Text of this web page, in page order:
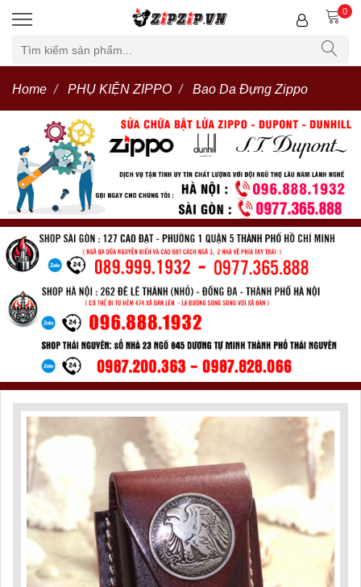
0
Home PHỤ KIỆN ZIPPO Bao Da Đựng Zippo